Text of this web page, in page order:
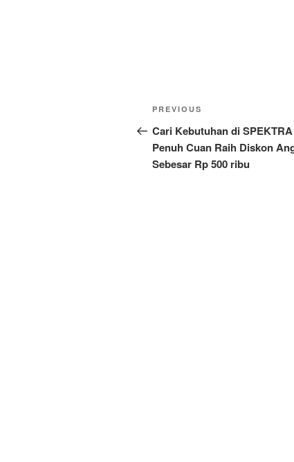
Post
navigation
Previous
Post
PREVIOUS
Cari Kebutuhan di SPEKTRA
Penuh Cuan Raih Diskon
Sebesar Rp 500 ribu